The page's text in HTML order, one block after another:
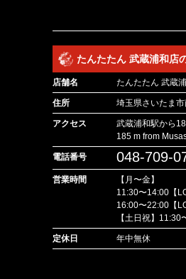
たんたたん 武蔵浦和店
店舗名 たんたたん 武蔵
住所 埼玉県さいたま
アクセス
武蔵浦和駅から
185 m from
電話番号 048-709-
営業時間
【月〜金】
11:30〜14:00【
16:00〜22:00【
【土日祝】11:30
定休日 年中無休